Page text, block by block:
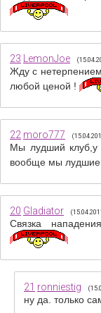
23 LemonJoe
Жду с
любой ценой !
22 moro777
Мы лудший клуб,у
вообще мы
20 Gladiator
Связка
21 ronniestig
ну да. только